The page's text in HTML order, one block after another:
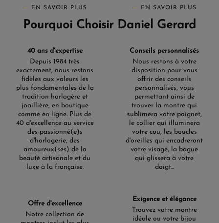
EN SAVOIR PLUS EN SAVOIR PLUS
Pourquoi Choisir Daniel Gerard
40 ans d’expertise
Depuis 1984 très
exactement, nous restons
fidèles aux valeurs les
plus fondamentales de la
tradition horlogère et
joaillière, en boutique
comme en ligne. Plus de
40 d'excellence au service
des passionné(e)s
d'horlogerie, des
amoureux(ses) de la
beauté artisanale et du
luxe à la française.
Conseils personnalisés
Nous restons à votre
disposition pour vous
offrir des conseils
personnalisés, vous
permettant ainsi de
trouver la montre qui
sublimera votre poignet,
le collier qui illuminera
votre cou, les boucles
d'oreilles qui encadreront
votre visage, la bague
qui glissera à votre
doigt...
Offre d'excellence
Notre collection de
Exigence et élégance
Trouvez votre montre
idéale ou votre bijou